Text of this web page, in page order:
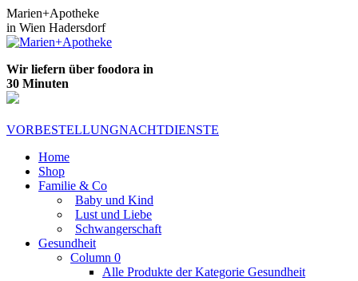
Zum
Inhalt
springen
Marien+Apotheke
in Wien Hadersdorf
Wir liefern über foodora in
30 Minuten
VORBESTELLUNGNACHTDIENSTE
Home
Shop
Familie & Co
Baby und Kind
Lust und Liebe
Schwangerschaft
Gesundheit
Column 0
Alle Produkte der Kategorie Gesundheit